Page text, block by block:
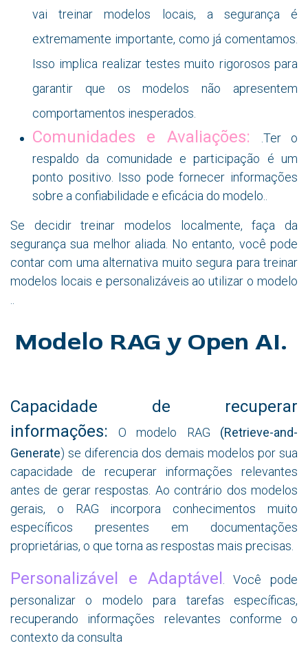
vai treinar modelos locais, a segurança é
extremamente importante, como já comentamos.
Isso implica realizar testes muito rigorosos para
garantir que os modelos não apresentem
comportamentos inesperados.
Comunidades e Avaliações:
.Ter o
respaldo da comunidade e participação é um
ponto positivo. Isso pode fornecer informações
sobre a confiabilidade e eficácia do modelo..
Se decidir treinar modelos localmente, faça da
segurança sua melhor aliada. No entanto, você pode
contar com uma alternativa muito segura para treinar
modelos locais e personalizáveis ao utilizar o modelo
Modelo RAG y Open AI.
Capacidade de recuperar
informações: O modelo RAG (Retrieve-and-
Generate) se diferencia dos demais modelos por sua
capacidade de recuperar informações relevantes
antes de gerar respostas. Ao contrário dos modelos
gerais, o RAG incorpora conhecimentos muito
específicos presentes em documentações
proprietárias, o que torna as respostas mais precisas.
Personalizável e Adaptável . Você pode
personalizar o modelo para tarefas específicas,
recuperando informações relevantes conforme o
contexto da consulta